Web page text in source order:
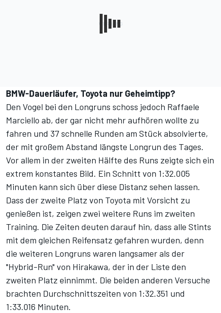
BMW-Dauerläufer, Toyota nur Geheimtipp?
Den Vogel bei den Longruns schoss jedoch Raffaele
Marciello ab, der gar nicht mehr aufhören wollte zu
fahren und 37 schnelle Runden am Stück absolvierte,
der mit großem Abstand längste Longrun des Tages.
Vor allem in der zweiten Hälfte des Runs zeigte sich ein
extrem konstantes Bild. Ein Schnitt von 1:32.005
Minuten kann sich über diese Distanz sehen lassen.
Dass der zweite Platz von Toyota mit Vorsicht zu
genießen ist, zeigen zwei weitere Runs im zweiten
Training. Die Zeiten deuten darauf hin, dass alle Stints
mit dem gleichen Reifensatz gefahren wurden, denn
die weiteren Longruns waren langsamer als der
"Hybrid-Run" von Hirakawa, der in der Liste den
zweiten Platz einnimmt. Die beiden anderen Versuche
brachten Durchschnittszeiten von 1:32.351 und
1:33.016 Minuten.